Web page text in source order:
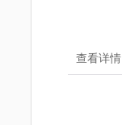
查看详情